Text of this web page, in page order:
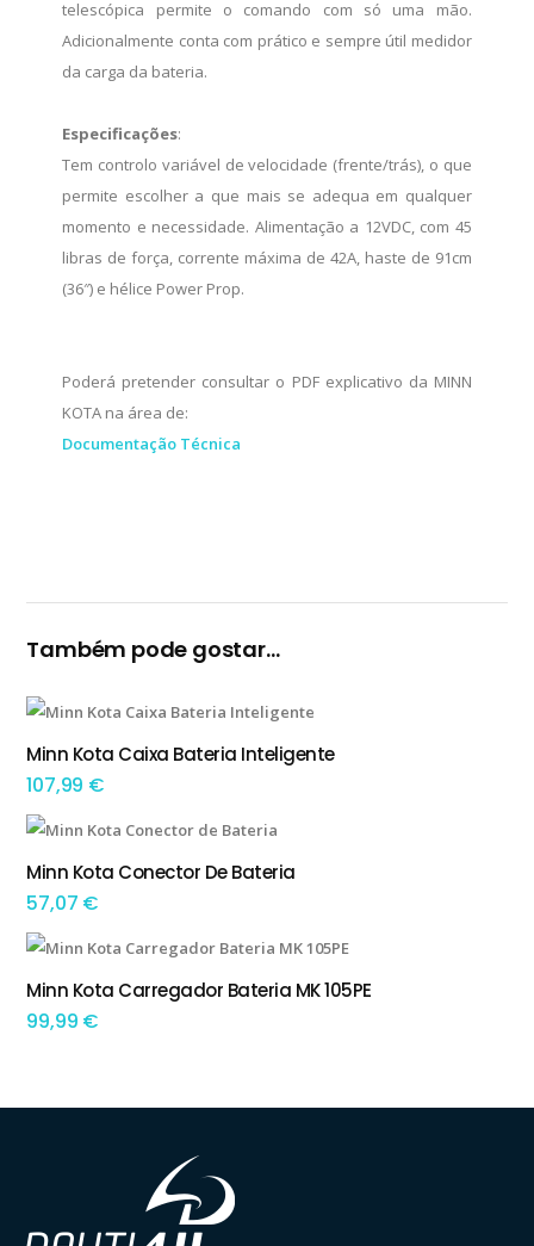
telescópica permite o comando com só uma mão.
Adicionalmente conta com prático e sempre útil medidor
da carga da bateria.
Especificações:
Tem controlo variável de velocidade (frente/trás), o que
permite escolher a que mais se adequa em qualquer
momento e necessidade. Alimentação a 12VDC, com 45
libras de força, corrente máxima de 42A, haste de 91cm
(36″) e hélice Power Prop.
Poderá pretender consultar o PDF explicativo da MINN
KOTA na área de:
Documentação Técnica
Também pode gostar…
ADICIONAR
Minn Kota Caixa Bateria Inteligente
107,99 €
ADICIONAR
Minn Kota Conector De Bateria
57,07 €
ADICIONAR
Minn Kota Carregador Bateria MK 105PE
99,99 €